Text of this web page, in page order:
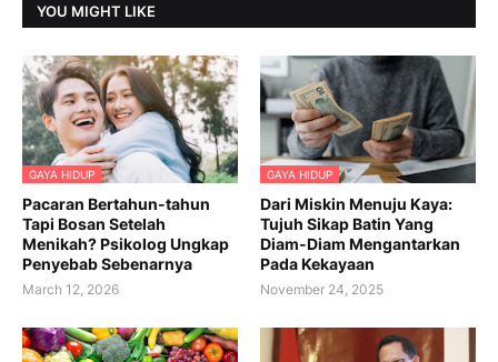
YOU MIGHT LIKE
GAYA HIDUP
Pacaran Bertahun-tahun
Tapi Bosan Setelah
Menikah? Psikolog Ungkap
Penyebab Sebenarnya
March 12, 2026
GAYA HIDUP
Dari Miskin Menuju Kaya:
Tujuh Sikap Batin Yang
Diam-Diam Mengantarkan
Pada Kekayaan
November 24, 2025